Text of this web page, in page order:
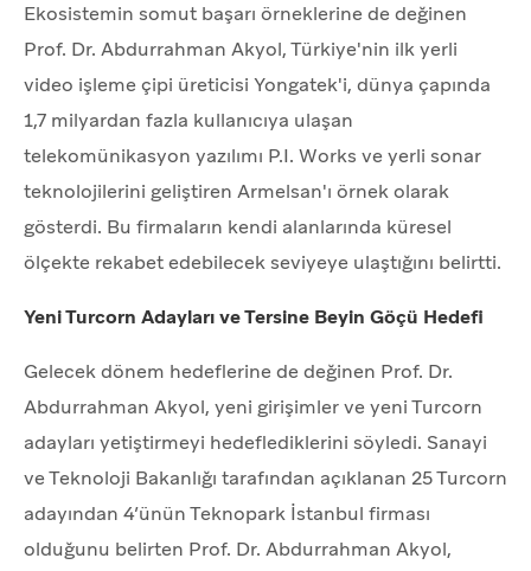
Ekosistemin somut başarı örneklerine de değinen
Prof. Dr. Abdurrahman Akyol, Türkiye'nin ilk yerli
video işleme çipi üreticisi Yongatek'i, dünya çapında
1,7 milyardan fazla kullanıcıya ulaşan
telekomünikasyon yazılımı P.I. Works ve yerli sonar
teknolojilerini geliştiren Armelsan'ı örnek olarak
gösterdi. Bu firmaların kendi alanlarında küresel
ölçekte rekabet edebilecek seviyeye ulaştığını belirtti.
Yeni Turcorn Adayları ve Tersine Beyin Göçü Hedefi
Gelecek dönem hedeflerine de değinen Prof. Dr.
Abdurrahman Akyol, yeni girişimler ve yeni Turcorn
adayları yetiştirmeyi hedeflediklerini söyledi. Sanayi
ve Teknoloji Bakanlığı tarafından açıklanan 25 Turcorn
adayından 4’ünün Teknopark İstanbul firması
olduğunu belirten Prof. Dr. Abdurrahman Akyol,